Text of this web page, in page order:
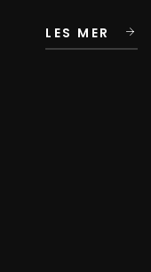
LES MER